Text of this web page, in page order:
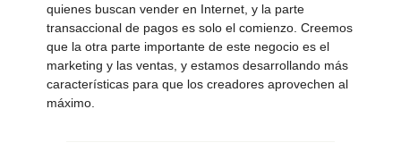
quienes buscan vender en Internet, y la parte
transaccional de pagos es solo el comienzo. Creemos
que la otra parte importante de este negocio es el
marketing y las ventas, y estamos desarrollando más
características para que los creadores aprovechen al
máximo.